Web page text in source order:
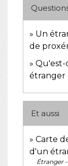
Un
de
Qu'est-
étranger
Et aussi
Carte
d'un
Étranger